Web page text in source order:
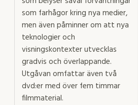
som farhågor kring nya medier,
men även påminner om att nya
teknologier och
visningskontexter utvecklas
gradvis och överlappande.
Utgåvan omfattar även två
dvd:er med över fem timmar
filmmaterial.